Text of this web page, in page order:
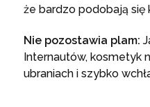
że bardzo podobają się
Nie pozostawia plam:
Internautów, kosmetyk
ubraniach i szybko